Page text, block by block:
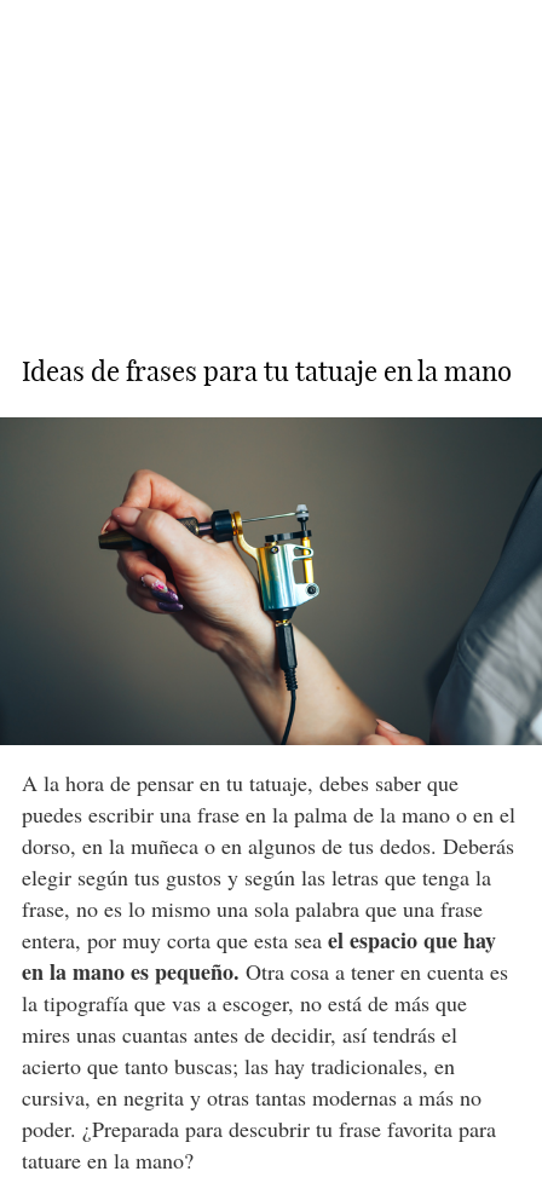
Ideas de frases para tu tatuaje en la mano
A la hora de pensar en tu tatuaje, debes saber que
puedes escribir una frase en la palma de la mano o en el
dorso, en la muñeca o en algunos de tus dedos. Deberás
elegir según tus gustos y según las letras que tenga la
frase, no es lo mismo una sola palabra que una frase
entera, por muy corta que esta sea el espacio que hay
en la mano es pequeño. Otra cosa a tener en cuenta es
la tipografía que vas a escoger, no está de más que
mires unas cuantas antes de decidir, así tendrás el
acierto que tanto buscas; las hay tradicionales, en
cursiva, en negrita y otras tantas modernas a más no
poder. ¿Preparada para descubrir tu frase favorita para
tatuare en la mano?